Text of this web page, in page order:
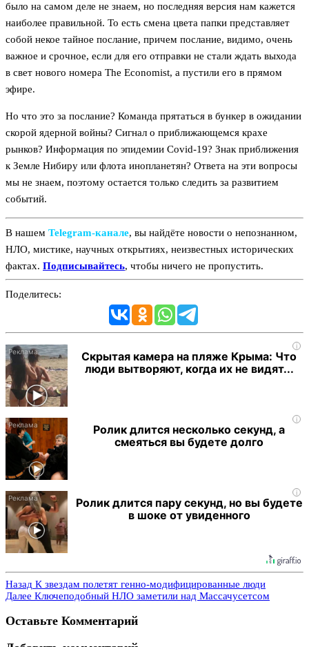
было на самом деле не знаем, но последняя версия нам кажется
наиболее правильной. То есть смена цвета папки представляет
собой некое тайное послание, причем послание, видимо, очень
важное и срочное, если для его отправки не стали ждать выхода
в свет нового номера The Economist, а пустили его в прямом
эфире.
Но что это за послание? Команда прятаться в бункер в ожидании
скорой ядерной войны? Сигнал о приближающемся крахе
рынков? Информация по эпидемии Covid-19? Знак приближения
к Земле Нибиру или флота инопланетян? Ответа на эти вопросы
мы не знаем, поэтому остается только следить за развитием
событий.
В нашем Telegram‑канале, вы найдёте новости о непознанном,
НЛО, мистике, научных открытиях, неизвестных исторических
фактах. Подписывайтесь, чтобы ничего не пропустить.
Поделитесь:
i
Скрытая камера на пляже Крыма: Что
люди вытворяют, когда их не видят...
i
Ролик длится несколько секунд, а
смеяться вы будете долго
i
Ролик длится пару секунд, но вы будете
в шоке от увиденного
Назад К звездам полетят генно-модифицированные люди
Далее Ключеподобный НЛО заметили над Массачусетсом
Оставьте Комментарий